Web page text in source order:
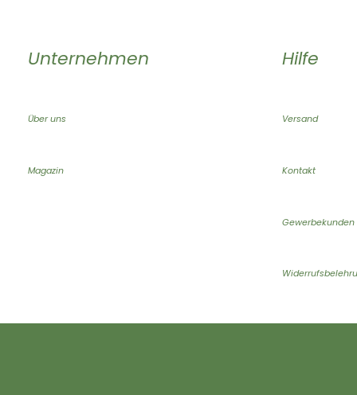
Unternehmen
Über uns
Magazin
Hilfe
Versand
Kontakt
Gewerbekunden